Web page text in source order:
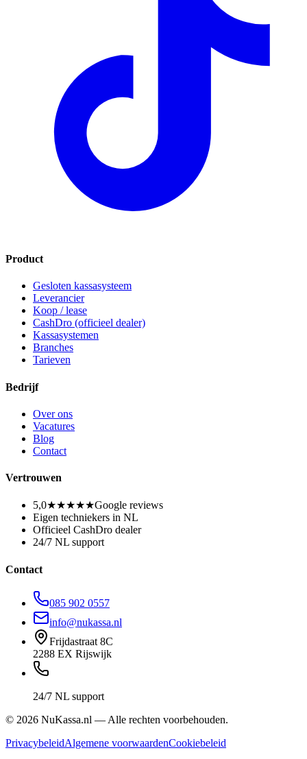
Product
Gesloten kassasysteem
Leverancier
Koop / lease
CashDro (officieel dealer)
Kassasystemen
Branches
Tarieven
Bedrijf
Over ons
Vacatures
Blog
Contact
Vertrouwen
5,0★★★★★Google reviews
Eigen techniekers in NL
Officieel CashDro dealer
24/7 NL support
Contact
085 902 0557
info@nukassa.nl
Frijdastraat 8C
2288 EX Rijswijk
24/7 NL support
© 2026 NuKassa.nl — Alle rechten voorbehouden.
PrivacybeleidAlgemene voorwaardenCookiebeleid